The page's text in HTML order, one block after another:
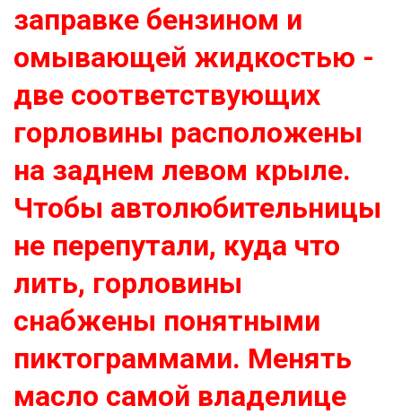
заправке бензином и
омывающей жидкостью -
две соответствующих
горловины расположены
на заднем левом крыле.
Чтобы автолюбительницы
не перепутали, куда что
лить, горловины
снабжены понятными
пиктограммами. Менять
масло самой владелице